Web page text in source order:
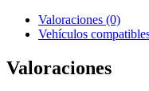
Valoraciones (0)
Vehículos
Valoraciones